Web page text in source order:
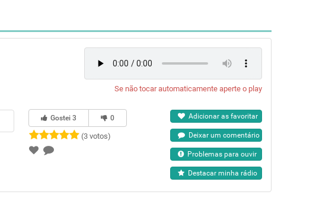
Se não tocar automaticamente aperte o play
Gostei3 0
(3 votos)
Adicionar as favoritar
Deixar um comentário
Problemas para ouvir
Destacar minha rádio